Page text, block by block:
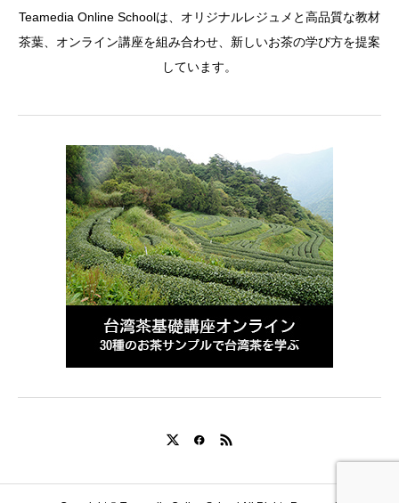
Teamedia Online Schoolは、オリジナルレジュメと高品質な教材
茶葉、オンライン講座を組み合わせ、新しいお茶の学び方を提案
しています。